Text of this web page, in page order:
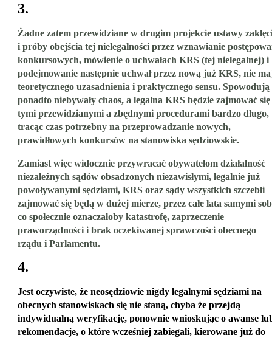
3.
Żadne zatem przewidziane w drugim projekcie ustawy
i próby obejścia tej nielegalności przez wznawianie
konkursowych, mówienie o uchwałach KRS (tej nielegalnej) i
podejmowanie następnie uchwał przez nową już KRS, nie
teoretycznego uzasadnienia i praktycznego sensu. Spowodują
ponadto niebywały chaos, a legalna KRS będzie zajmować się
tymi przewidzianymi a zbędnymi procedurami bardzo długo,
tracąc czas potrzebny na przeprowadzanie nowych,
prawidłowych konkursów na stanowiska sędziowskie.
Zamiast więc widocznie przywracać obywatelom działalność
niezależnych sądów obsadzonych niezawisłymi, legalnie już
powoływanymi sędziami, KRS oraz sądy wszystkich szczebli
zajmować się będą w dużej mierze, przez całe lata samymi
co społecznie oznaczałoby katastrofę, zaprzeczenie
praworządności i brak oczekiwanej sprawczości obecnego
rządu i Parlamentu.
4.
Jest oczywiste, że neosędziowie nigdy legalnymi sędziami na
obecnych stanowiskach się nie staną, chyba że przejdą
indywidualną weryfikację, ponownie wnioskując o awanse
rekomendacje, o które wcześniej zabiegali, kierowane już do